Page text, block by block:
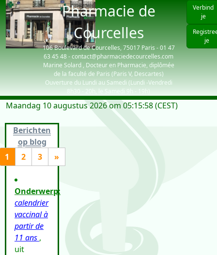
Pharmacie de
Courcelles
106 Boulevard de Courcelles, 75017 Paris - 01 47
63 45 48 - contact@pharmaciedecourcelles.com
Marine Solard , Docteur en Pharmacie, diplômée
de la faculté de Paris (Paris V, Descartes)
Ouverture du Lundi au Samedi (Lundi -Vendredi
8h30 - 20h, le Samedi 9h - 19h)
Verbind
je
je
Maandag 10 augustus 2026 om 05:15:58 (CEST)
Berichten
op blog
1
2 3 »
Onderwerp:
calendrier
vaccinal à
partir de
11 ans ,
uit